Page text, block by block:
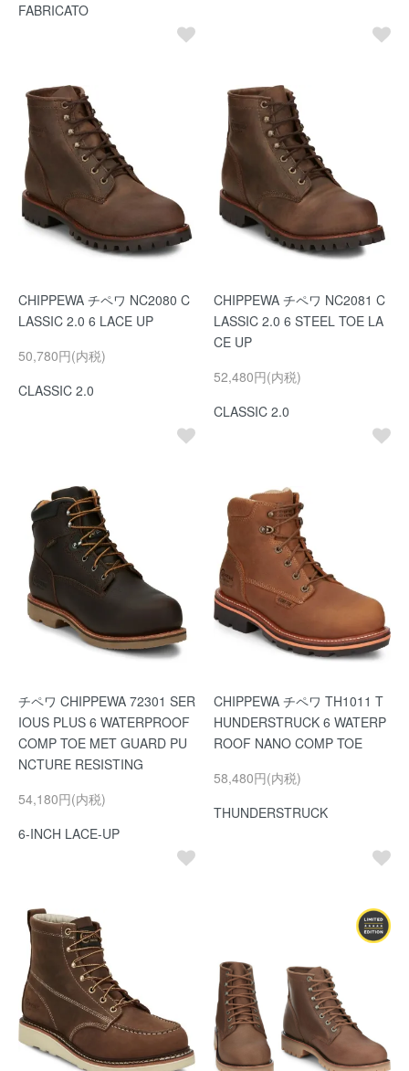
FABRICATO
CHIPPEWA チペワ NC2080 C
LASSIC 2.0 6 LACE UP
50,780円(内税)
CLASSIC 2.0
CHIPPEWA チペワ NC2081 C
LASSIC 2.0 6 STEEL TOE LA
CE UP
52,480円(内税)
CLASSIC 2.0
チペワ CHIPPEWA 72301 SER
IOUS PLUS 6 WATERPROOF
COMP TOE MET GUARD PU
NCTURE RESISTING
54,180円(内税)
6-INCH LACE-UP
CHIPPEWA チペワ TH1011 T
HUNDERSTRUCK 6 WATERP
ROOF NANO COMP TOE
58,480円(内税)
THUNDERSTRUCK